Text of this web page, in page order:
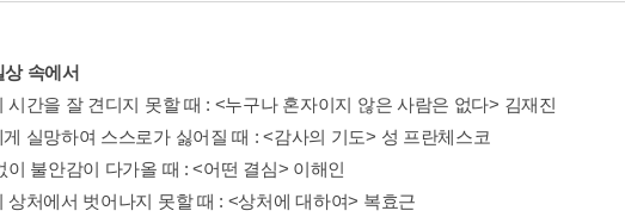
속에서
시간을 잘 견디지 못할 때 : <누구나 혼자이지 않은 사람은 없다> 김재진
실망하여 스스로가 싫어질 때 : <감사의 기도> 성 프란체스코
이 불안감이 다가올 때 : <어떤 결심> 이해인
상처에서 벗어나지 못할 때 : <상처에 대하여> 복효근